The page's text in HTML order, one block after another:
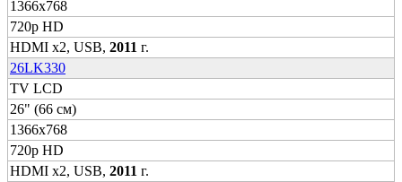
1366x768
720p HD
HDMI x2, USB, 2011 г.
26LK330
TV LCD
26" (66 см)
1366x768
720p HD
HDMI x2, USB, 2011 г.